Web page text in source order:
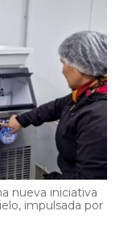
nueva iniciativa
impulsada por